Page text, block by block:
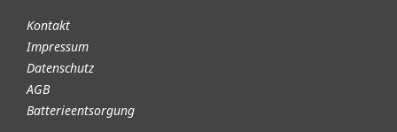
Kontakt
Impressum
Datenschutz
AGB
Batterieentsorgung